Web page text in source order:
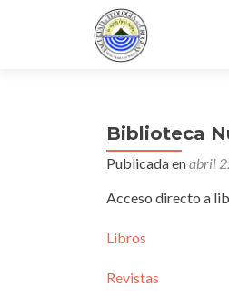
Biblioteca
Publicada enabril
Acceso directo a
Libros
Revistas